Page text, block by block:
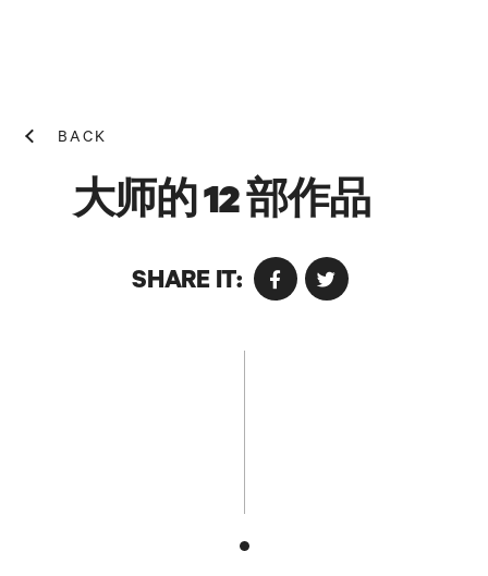
NEWS!
BACK
大师的 12 部作品
SHARE IT: